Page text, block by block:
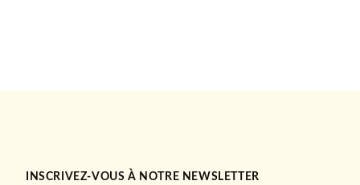
INSCRIVEZ-VOUS À NOTRE NEWSLETTER